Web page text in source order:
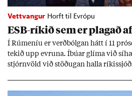
Vettvangur Horft til Evrópu
ESB-rík­ið sem er plag­að
Í Rúm­en­íu er verð­bólg­an hátt í 11
tek­ið upp evr­una. Íbú­ar glíma við
stjórn­völd við stöð­ug­an halla